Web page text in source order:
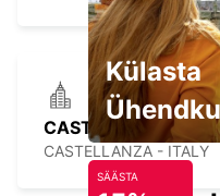
CASTELLANZA
CASTELLANZA - ITALY
Külasta
SÄÄSTA